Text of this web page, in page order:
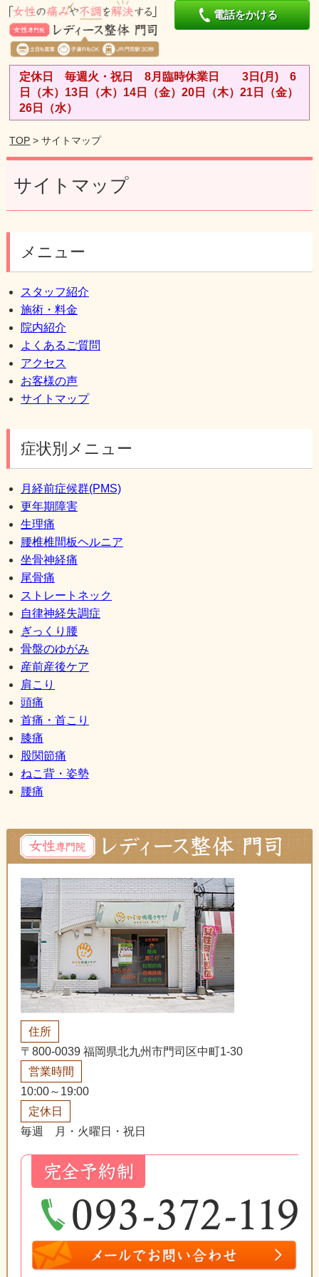
電話をかける
定休日 毎週火・祝日 8月臨時休業日 3日(月) 6
日（木）13日（木）14日（金）20日（木）21日（金）
26日（水）
TOP > サイトマップ
サイトマップ
メニュー
スタッフ紹介
施術・料金
院内紹介
よくあるご質問
アクセス
お客様の声
サイトマップ
症状別メニュー
月経前症候群(PMS)
更年期障害
生理痛
腰椎椎間板ヘルニア
坐骨神経痛
尾骨痛
ストレートネック
自律神経失調症
ぎっくり腰
骨盤のゆがみ
産前産後ケア
肩こり
頭痛
首痛・首こり
膝痛
股関節痛
ねこ背・姿勢
腰痛
住所
〒800-0039 福岡県北九州市門司区中町1-30
営業時間
10:00～19:00
定休日
毎週 月・火曜日・祝日